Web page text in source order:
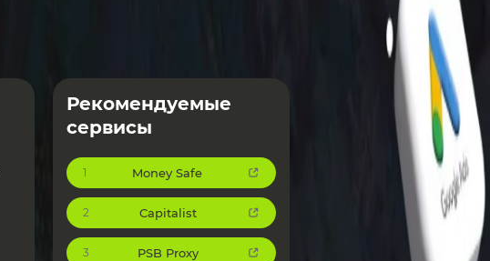
Рекомендуемые
сервисы
1 Money Safe
2 Capitalist
3 PSB Proxy